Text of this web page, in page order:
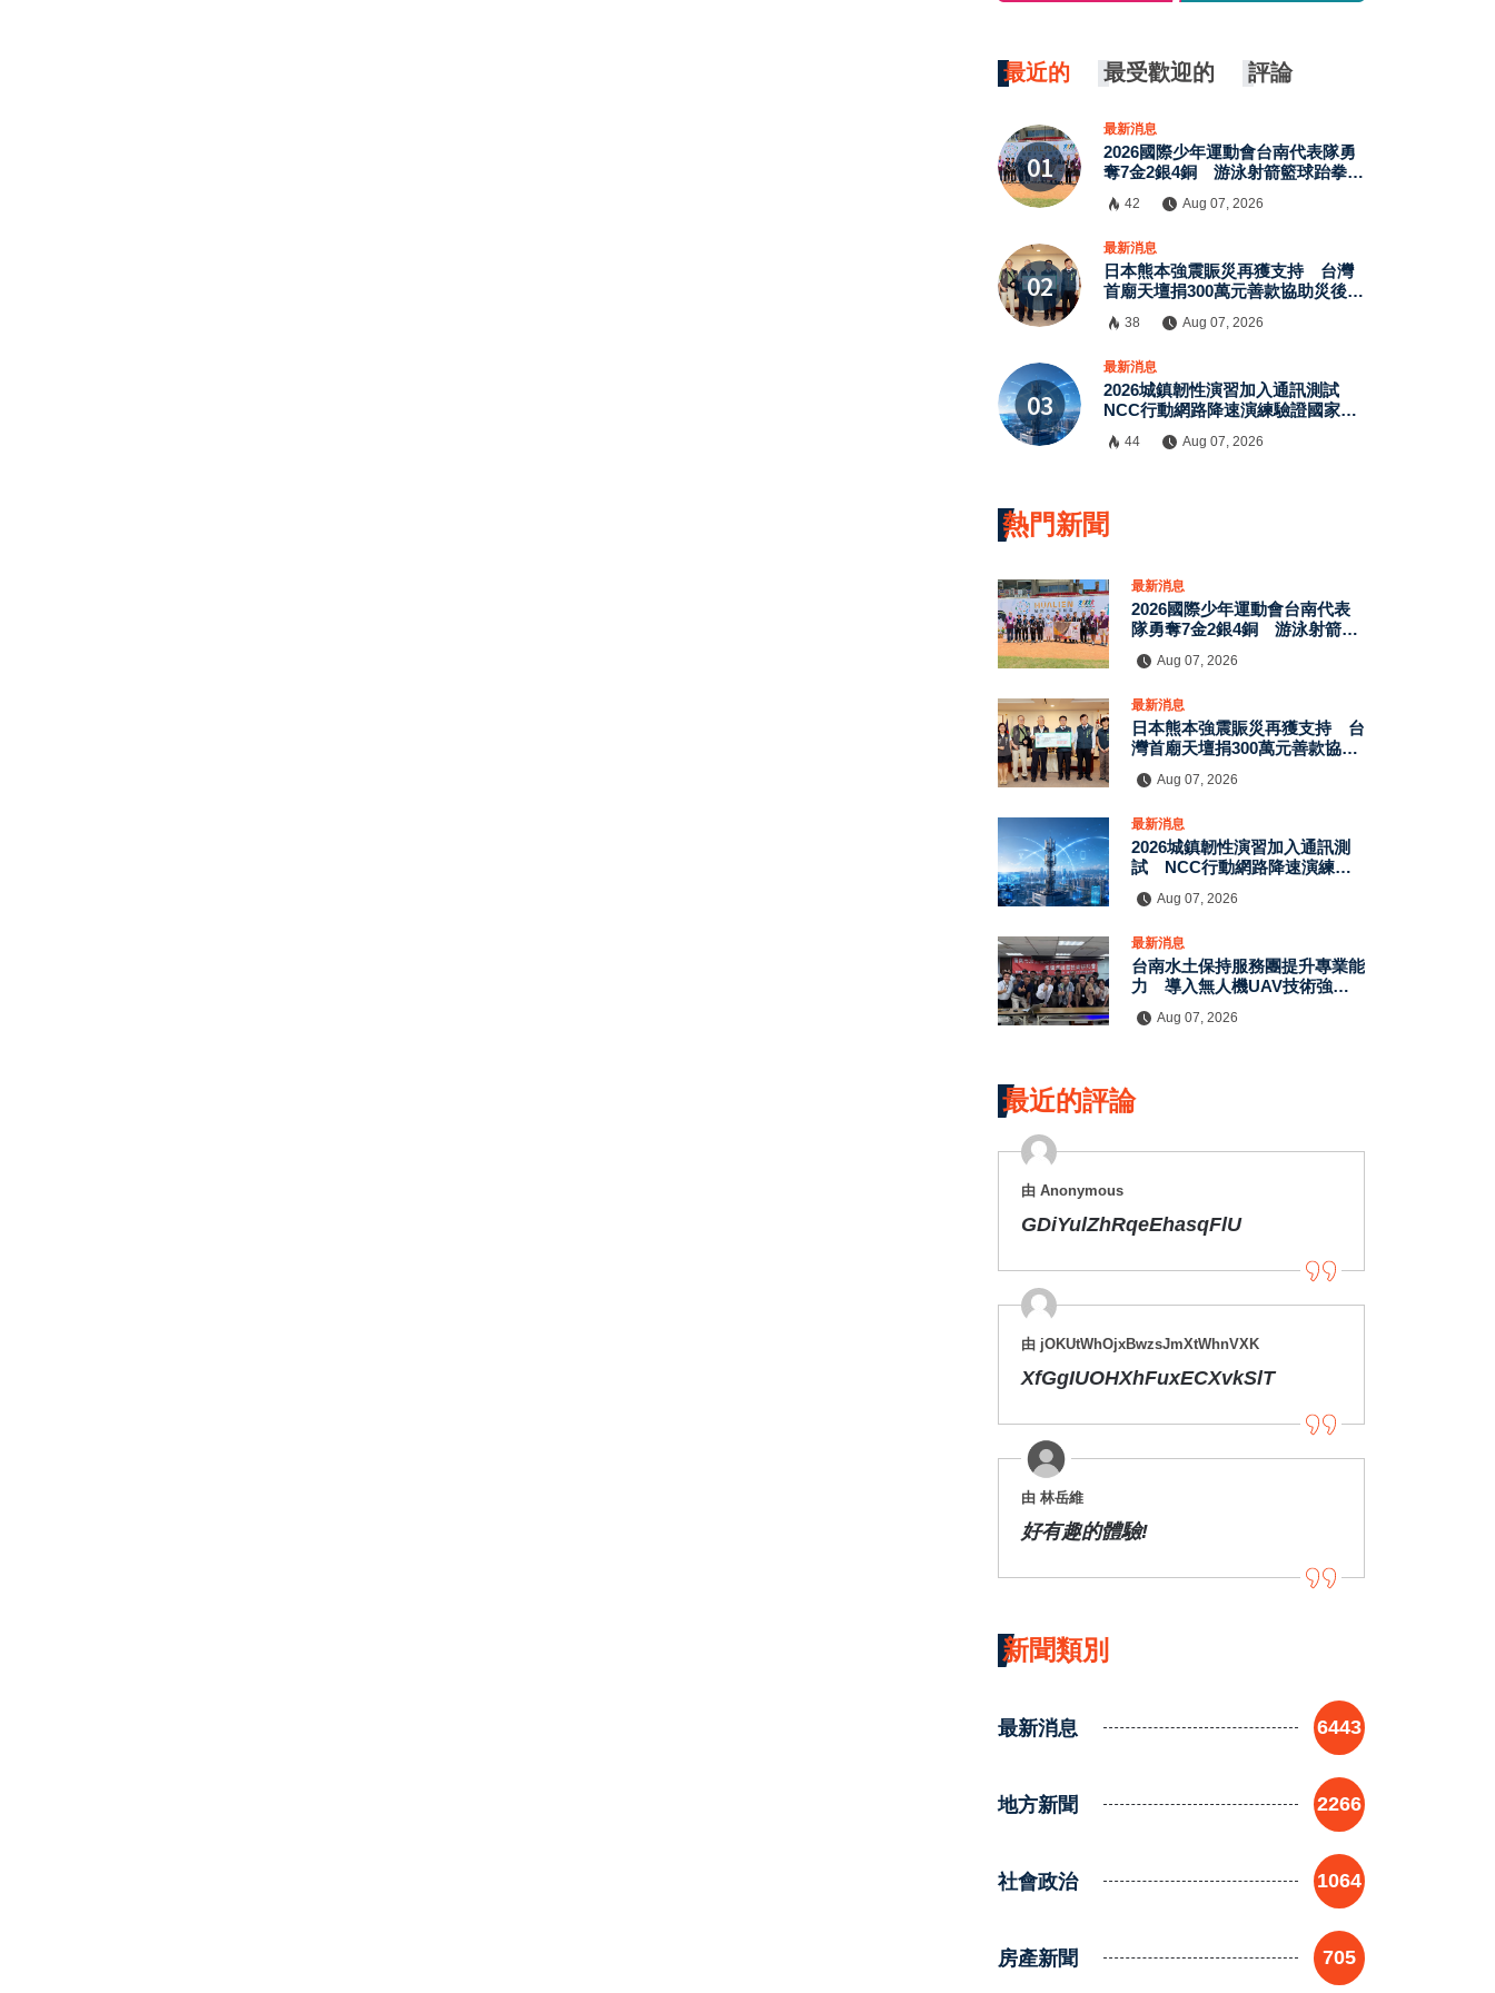
最近的 最受歡迎的 評論
最新消息
2026國際少年運動會台南代表隊勇
奪7金2銀4銅 游泳射箭籃球跆拳道
42 Aug 07, 2026
最新消息
日本熊本強震賑災再獲支持 台灣
首廟天壇捐300萬元善款協助災後復
38 Aug 07, 2026
最新消息
2026城鎮韌性演習加入通訊測試
NCC行動網路降速演練驗證國家通
44 Aug 07, 2026
熱門新聞
最新消息
2026國際少年運動會台南代表
隊勇奪7金2銀4銅 游泳射箭籃
Aug 07, 2026
最新消息
日本熊本強震賑災再獲支持 台
灣首廟天壇捐300萬元善款協助
Aug 07, 2026
最新消息
2026城鎮韌性演習加入通訊測
試 NCC行動網路降速演練驗
Aug 07, 2026
最新消息
台南水土保持服務團提升專業能
力 導入無人機UAV技術強化
Aug 07, 2026
最近的評論
由 Anonymous
GDiYulZhRqeEhasqFlU
由 jOKUtWhOjxBwzsJmXtWhnVXK
XfGgIUOHXhFuxECXvkSlT
由 林岳維
好有趣的體驗!
新聞類別
最新消息 6443
地方新聞 2266
社會政治 1064
房產新聞 705